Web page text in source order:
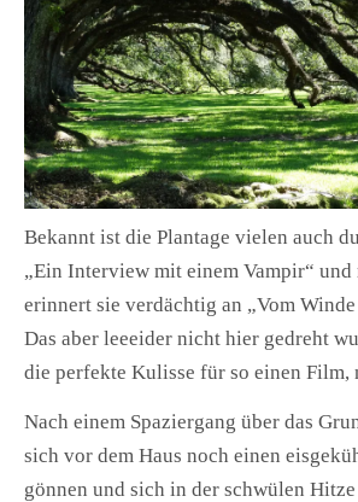
Bekannt ist die Plantage vielen auch
„Ein Interview mit einem Vampir“ und
erinnert sie verdächtig an „Vom
Das aber leeeider nicht hier gedreht
die perfekte Kulisse für so einen Film,
Nach einem Spaziergang über das
sich vor dem Haus noch einen
gönnen und sich in der schwülen